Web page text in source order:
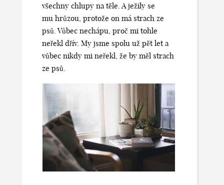
všechny chlupy na těle. A ježily se
mu hrůzou, protože on má strach ze
psů. Vůbec nechápu, proč mi tohle
neřekl dřív. My jsme spolu už pět let a
vůbec nikdy mi neřekl, že by měl strach
ze psů.